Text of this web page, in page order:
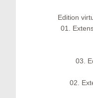
Edition
01.
03.
02.